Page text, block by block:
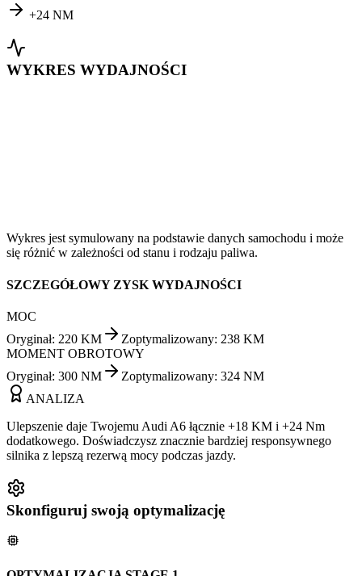
+24 NM
WYKRES WYDAJNOŚCI
Wykres jest symulowany na podstawie danych samochodu i może
się różnić w zależności od stanu i rodzaju paliwa.
SZCZEGÓŁOWY ZYSK WYDAJNOŚCI
MOC
Oryginał: 220 KM Zoptymalizowany: 238 KM
MOMENT OBROTOWY
Oryginał: 300 NM Zoptymalizowany: 324 NM
ANALIZA
Ulepszenie daje Twojemu Audi A6 łącznie +18 KM i +24 Nm
dodatkowego. Doświadczysz znacznie bardziej responsywnego
silnika z lepszą rezerwą mocy podczas jazdy.
Skonfiguruj swoją optymalizację